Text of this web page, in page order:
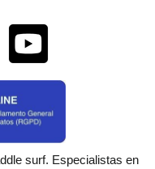
surf. Especialistas en